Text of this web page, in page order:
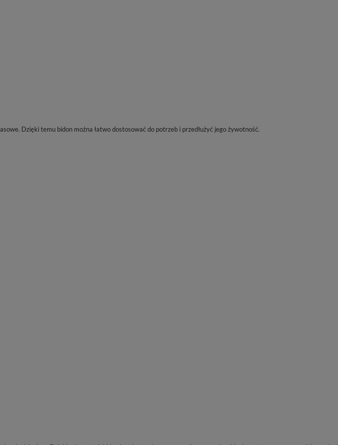
Dzięki temu bidon można łatwo dostosować do potrzeb i przedłużyć jego żywotność.